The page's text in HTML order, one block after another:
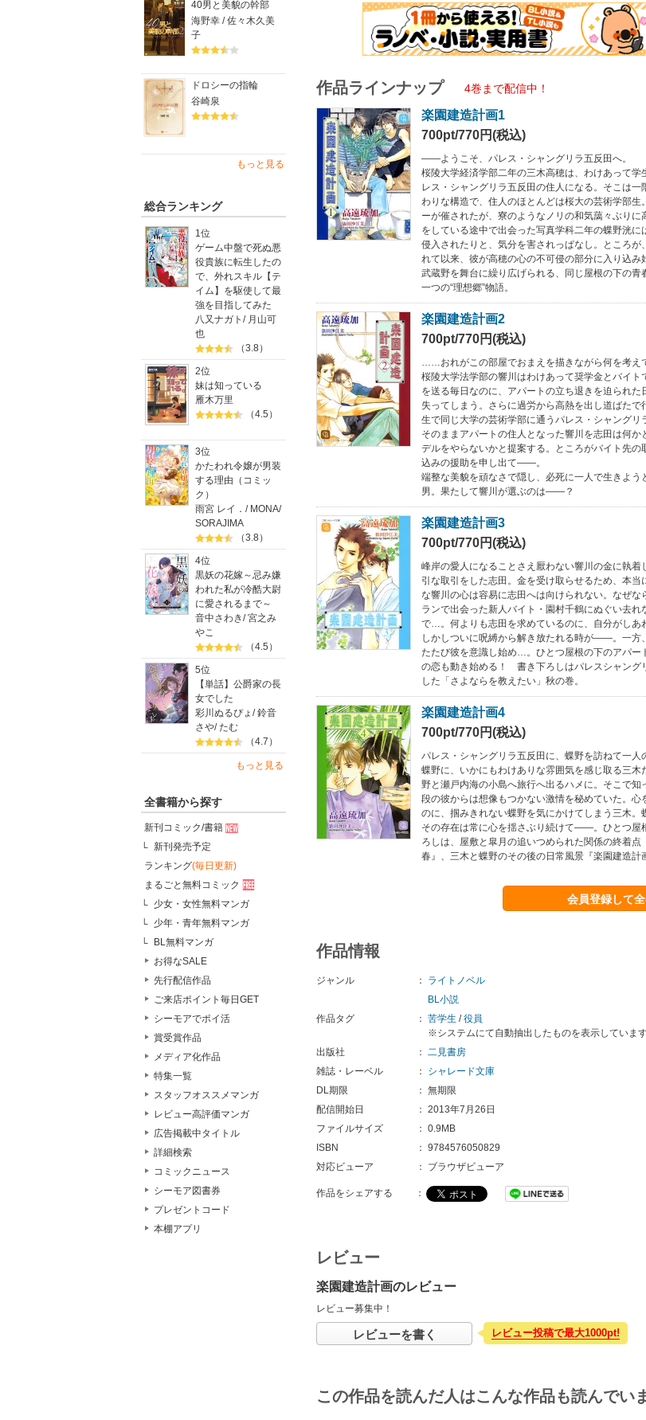
40男と美貌の幹部
海野幸 / 佐々木久美
子
ドロシーの指輪
谷崎泉
もっと見る
総合ランキング
1位
ゲーム中盤で死ぬ悪
役貴族に転生したの
で、外れスキル【テ
イム】を駆使して最
強を目指してみた
八又ナガト / 月山可
也
（3.8）
2位
妹は知っている
雁木万里
（4.5）
3位
かたわれ令嬢が男装
する理由（コミッ
ク）
雨宮 レイ． / MONA/
SORAJIMA
（3.8）
4位
黒妖の花嫁～忌み嫌
われた私が冷酷大尉
に愛されるまで～
音中さわき/宮之み
やこ
（4.5）
5位
【単話】公爵家の長
女でした
彩川ぬるぴょ /鈴音
さや/たむ
（4.7）
もっと見る
全書籍から探す
新刊コミック/書籍
新刊発売予定
ランキング(毎日更新)
まるごと無料コミック
少女・女性無料マンガ
少年・青年無料マンガ
BL無料マンガ
お得なSALE
先行配信作品
ご来店ポイント毎日GET
シーモアでポイ活
賞受賞作品
メディア化作品
特集一覧
スタッフオススメマンガ
レビュー高評価マンガ
広告掲載中タイトル
詳細検索
コミックニュース
シーモア図書券
プレゼントコード
本棚アプリ
作品ラインナップ 4巻まで配信中！
楽園建造計画1
700pt/770円(税込)
――ようこそ、パレス・シャングリラ五反田へ。
桜陵大学経済学部二年の三木高穂は、わけあって
レス・シャングリラ五反田の住人になる。そこは
わりな構造で、住人のほとんどは桜大の芸術学部生
ーが催されたが、寮のようなノリの和気藹々ぶりに
をしている途中で出会った写真学科二年の蝶野洸
侵入されたりと、気分を害されっぱなし。ところが
れて以来、彼が高穂の心の不可侵の部分に入り込
武蔵野を舞台に繰り広げられる、同じ屋根の下の青
一つの“理想郷”物語。
楽園建造計画2
700pt/770円(税込)
……おれがこの部屋でおまえを描きながら何を考え
桜陵大学法学部の響川はわけあって奨学金とバイ
を送る毎日なのに、アパートの立ち退きを迫られ
失ってしまう。さらに過労から高熱を出し道ばた
生で同じ大学の芸術学部に通うパレス・シャングリ
そのままアパートの住人となった響川を志田は何
デルをやらないかと提案する。ところがバイト先
込みの援助を申し出て――。
端整な美貌を頑なさで隠し、必死に一人で生きよ
男。果たして響川が選ぶのは――？
楽園建造計画3
700pt/770円(税込)
峰岸の愛人になることさえ厭わない響川の金に執
引な取引をした志田。金を受け取らせるため、本
な響川の心は容易に志田へは向けられない。なぜな
ランで出会った新人バイト・園村千鶴にぬぐい去れ
で…。何よりも志田を求めているのに、自分がしあ
しかしついに呪縛から解き放たれる時が――。一方
たたび彼を意識し始め…。ひとつ屋根の下のアパー
の恋も動き始める！ 書き下ろしはパレスシャング
した「さよならを教えたい」秋の巻。
楽園建造計画4
700pt/770円(税込)
パレス・シャングリラ五反田に、蝶野を訪ねて一
蝶野に、いかにもわけありな雰囲気を感じ取る三
野と瀬戸内海の小島へ旅行へ出るハメに。そこで
段の彼からは想像もつかない激情を秘めていた。
のに、掴みきれない蝶野を気にかけてしまう三木。
その存在は常に心を揺さぶり続けて――。ひとつ屋
ろしは、屋敷と皐月の追いつめられた関係の終着
春』、三木と蝶野のその後の日常風景『楽園建造計
会員登録して
作品情報
ジャンル ：
ライトノベル
BL小説
作品タグ
： 苦学生 /役員
※システムにて自動抽出したものを表示していま
出版社
： 二見書房
雑誌・レーベル
：
シャレード文庫
DL期限
： 無期限
配信開始日
： 2013年7月26日
ファイルサイズ
： 0.9MB
ISBN
： 9784576050829
対応ビューア
： ブラウザビューア
作品をシェアする ：
レビュー
楽園建造計画のレビュー
レビュー募集中！
レビューを書く レビュー投稿で最大1000pt!
この作品を読んだ人はこんな作品も読んでい